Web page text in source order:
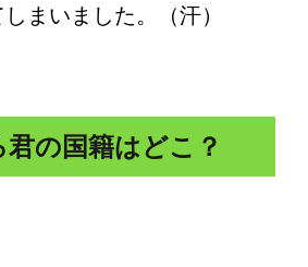
まいました。（汗）
の国籍はどこ？